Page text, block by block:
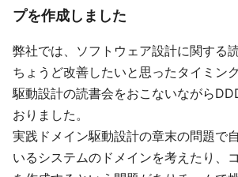
プを作成しました
弊社では、ソフトウェア設計に関する
ちょうど改善したいと思ったタイミン
駆動設計の読書会をおこないながら
おりました。
実践ドメイン駆動設計の章末の問題で
いるシステムのドメインを考えたり、